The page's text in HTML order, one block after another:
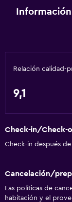
Relación calidad-
9,1
Check-in/Check-
Check-in después
Cancelación/
Las políticas de
habitación y el